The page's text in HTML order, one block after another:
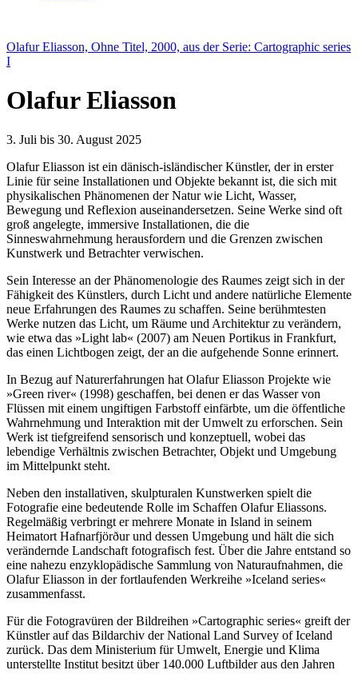
Olafur Eliasson, Ohne Titel, 2000, aus der Serie: Cartographic series
I
Olafur Eliasson
3. Juli bis 30. August 2025
Olafur Eliasson ist ein dänisch-isländischer Künstler, der in erster
Linie für seine Installationen und Objekte bekannt ist, die sich mit
physikalischen Phänomenen der Natur wie Licht, Wasser,
Bewegung und Reflexion auseinandersetzen. Seine Werke sind oft
groß angelegte, immersive Installationen, die die
Sinneswahrnehmung herausfordern und die Grenzen zwischen
Kunstwerk und Betrachter verwischen.
Sein Interesse an der Phänomenologie des Raumes zeigt sich in der
Fähigkeit des Künstlers, durch Licht und andere natürliche Elemente
neue Erfahrungen des Raumes zu schaffen. Seine berühmtesten
Werke nutzen das Licht, um Räume und Architektur zu verändern,
wie etwa das »Light lab« (2007) am Neuen Portikus in Frankfurt,
das einen Lichtbogen zeigt, der an die aufgehende Sonne erinnert.
In Bezug auf Naturerfahrungen hat Olafur Eliasson Projekte wie
»Green river« (1998) geschaffen, bei denen er das Wasser von
Flüssen mit einem ungiftigen Farbstoff einfärbte, um die öffentliche
Wahrnehmung und Interaktion mit der Umwelt zu erforschen. Sein
Werk ist tiefgreifend sensorisch und konzeptuell, wobei das
lebendige Verhältnis zwischen Betrachter, Objekt und Umgebung
im Mittelpunkt steht.
Neben den installativen, skulpturalen Kunstwerken spielt die
Fotografie eine bedeutende Rolle im Schaffen Olafur Eliassons.
Regelmäßig verbringt er mehrere Monate in Island in seinem
Heimatort Hafnarfjörður und dessen Umgebung und hält die sich
verändernde Landschaft fotografisch fest. Über die Jahre entstand so
eine nahezu enzyklopädische Sammlung von Naturaufnahmen, die
Olafur Eliasson in der fortlaufenden Werkreihe »Iceland series«
zusammenfasst.
Für die Fotogravüren der Bildreihen »Cartographic series« greift der
Künstler auf das Bildarchiv der National Land Survey of Iceland
zurück. Das dem Ministerium für Umwelt, Energie und Klima
unterstellte Institut besitzt über 140.000 Luftbilder aus den Jahren